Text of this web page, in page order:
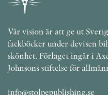
Vår vision är att ge ut
fackböcker under devisen
skönhet. Förlaget ingår i
Johnsons stiftelse för
info@stolpepublishing.se